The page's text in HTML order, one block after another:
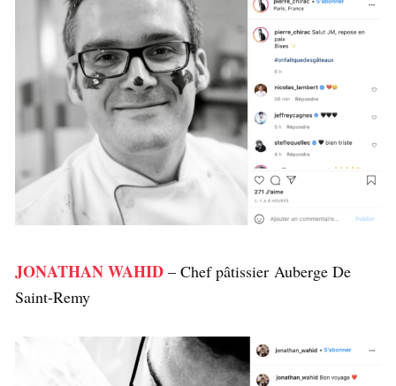
JONATHAN WAHID – Chef pâtissier Auberge De
Saint-Remy